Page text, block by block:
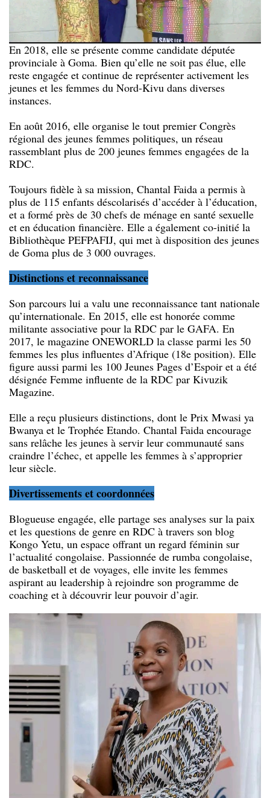
En 2018, elle se présente comme candidate députée
provinciale à Goma. Bien qu’elle ne soit pas élue, elle
reste engagée et continue de représenter activement les
jeunes et les femmes du Nord-Kivu dans diverses
instances.
En août 2016, elle organise le tout premier Congrès
régional des jeunes femmes politiques, un réseau
rassemblant plus de 200 jeunes femmes engagées de la
RDC.
Toujours fidèle à sa mission, Chantal Faida a permis à
plus de 115 enfants déscolarisés d’accéder à l’éducation,
et a formé près de 30 chefs de ménage en santé sexuelle
et en éducation financière. Elle a également co-initié la
Bibliothèque PEFPAFIJ, qui met à disposition des jeunes
de Goma plus de 3 000 ouvrages.
Distinctions et reconnaissance
Son parcours lui a valu une reconnaissance tant nationale
qu’internationale. En 2015, elle est honorée comme
militante associative pour la RDC par le GAFA. En
2017, le magazine ONEWORLD la classe parmi les 50
femmes les plus influentes d’Afrique (18e position). Elle
figure aussi parmi les 100 Jeunes Pages d’Espoir et a été
désignée Femme influente de la RDC par Kivuzik
Magazine.
Elle a reçu plusieurs distinctions, dont le Prix Mwasi ya
Bwanya et le Trophée Etando. Chantal Faida encourage
sans relâche les jeunes à servir leur communauté sans
craindre l’échec, et appelle les femmes à s’approprier
leur siècle.
Divertissements et coordonnées
Blogueuse engagée, elle partage ses analyses sur la paix
et les questions de genre en RDC à travers son blog
Kongo Yetu, un espace offrant un regard féminin sur
l’actualité congolaise. Passionnée de rumba congolaise,
de basketball et de voyages, elle invite les femmes
aspirant au leadership à rejoindre son programme de
coaching et à découvrir leur pouvoir d’agir.